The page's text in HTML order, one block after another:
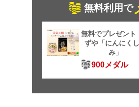
無料利用で
無料でプレゼント
ずや「にんにく
み」
900メダル